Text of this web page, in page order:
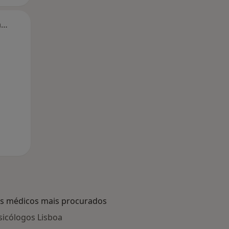
Segunda-feira
médicos mais procurados
Lisboa